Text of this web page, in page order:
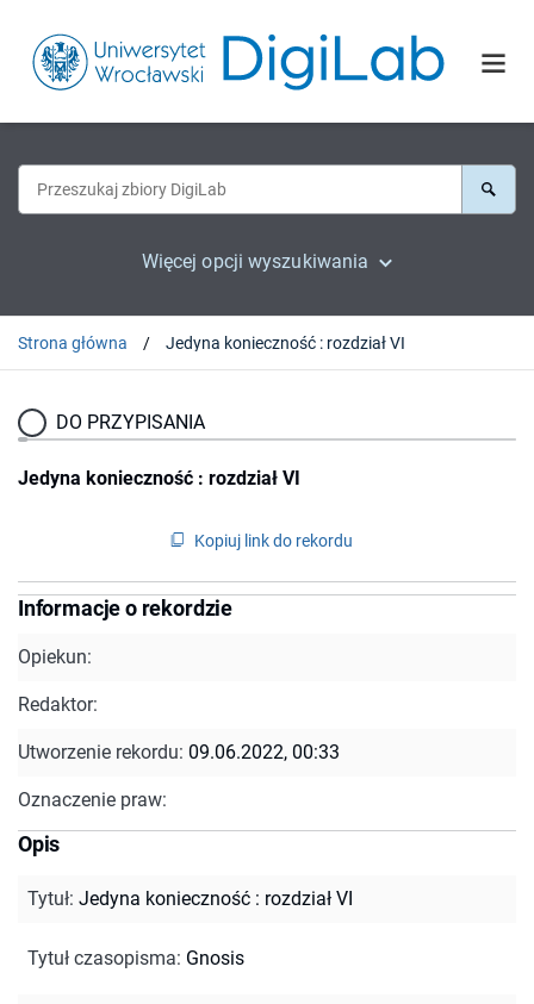
Więcej opcji wyszukiwania
Strona główna Jedyna konieczność : rozdział VI
DO PRZYPISANIA
Jedyna konieczność : rozdział VI
Kopiuj link do rekordu
Informacje o rekordzie
Opiekun:
Redaktor:
Utworzenie rekordu: 09.06.2022, 00:33
Oznaczenie praw:
Opis
Tytuł: Jedyna konieczność : rozdział VI
Tytuł czasopisma: Gnosis